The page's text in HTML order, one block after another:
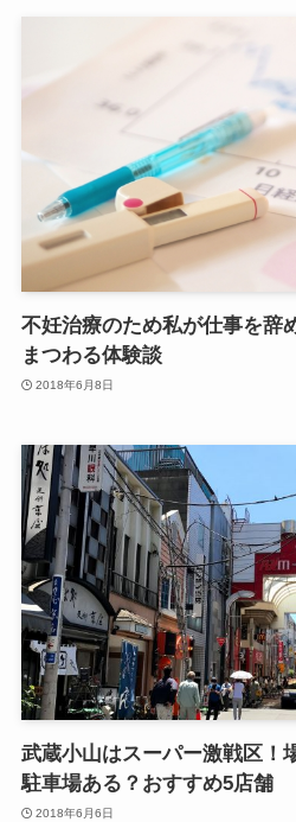
不妊治療のため私が仕事を辞
まつわる体験談
2018年6月8日
武蔵小山はスーパー激戦区！
駐車場ある？おすすめ5店舗
2018年6月6日